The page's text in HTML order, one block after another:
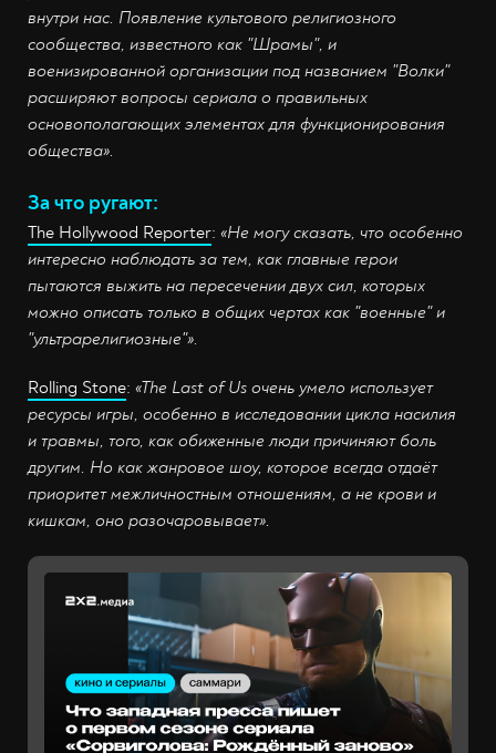
внутри нас. Появление культового религиозного
сообщества, известного как "Шрамы", и
военизированной организации под названием "Волки"
расширяют вопросы сериала о правильных
основополагающих элементах для функционирования
общества».
За что ругают:
The Hollywood Reporter: «Не могу сказать, что особенно
интересно наблюдать за тем, как главные герои
пытаются выжить на пересечении двух сил, которых
можно описать только в общих чертах как "военные" и
"ультрарелигиозные"».
Rolling Stone: «The Last of Us очень умело использует
ресурсы игры, особенно в исследовании цикла насилия
и травмы, того, как обиженные люди причиняют боль
другим. Но как жанровое шоу, которое всегда отдаёт
приоритет межличностным отношениям, а не крови и
кишкам, оно разочаровывает».